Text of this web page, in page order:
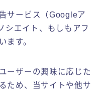
サービス（Googleア
シエイト、もしもアフ
ます。
ーザーの興味に応じた
ため、当サイトや他サ